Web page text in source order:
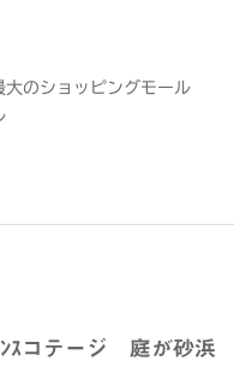
大のショッピングモール
ｽコテージ 庭が砂浜